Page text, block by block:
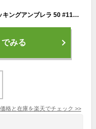
モンベル 傘 mont-bell 折りたたみ傘 トレッキングアンブレラ 50 #1128698 コンパクト 軽量 通勤 通学 登山 トレッキング モンベル 折りたたみ傘 通販 2025
みる
価格と在庫を楽天でチェック >>